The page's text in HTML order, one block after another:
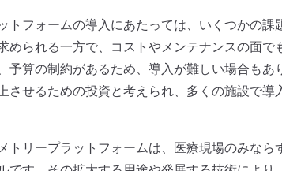
トフォームの導入にあたっては、いくつかの課
められる一方で、コストやメンテナンスの面で
算の制約があるため、導入が難しい場合もあ
させるための投資と考えられ、多くの施設で導
トリープラットフォームは、医療現場のみなら